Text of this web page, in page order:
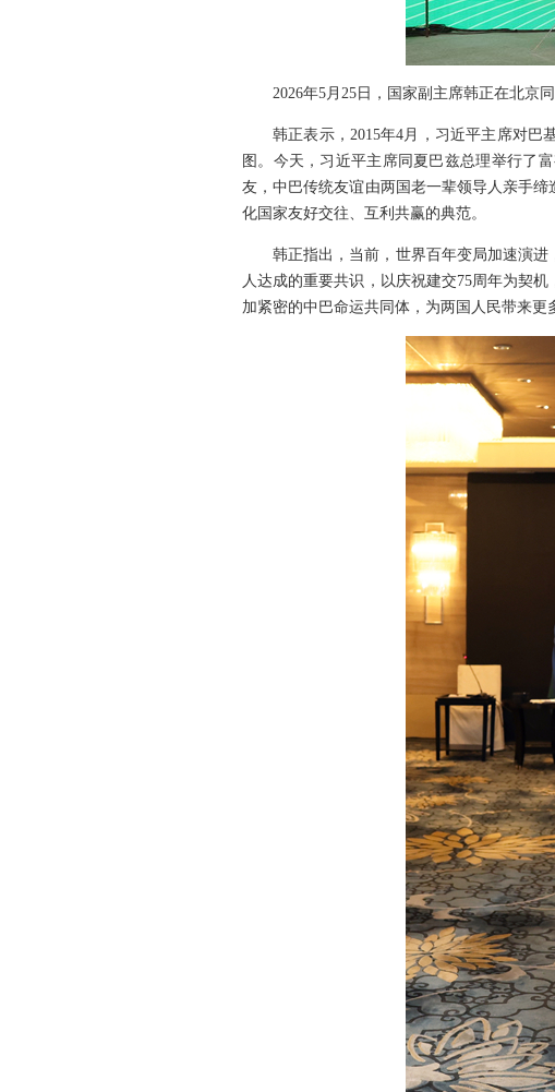
2026年5月25日，国家副主席韩正在北京
韩正表示，2015年4月，习近平主席对
图。今天，习近平主席同夏巴兹总理举行了
友，中巴传统友谊由两国老一辈领导人亲手
化国家友好交往、互利共赢的典范。
韩正指出，当前，世界百年变局加速演
人达成的重要共识，以庆祝建交75周年为契
加紧密的中巴命运共同体，为两国人民带来更